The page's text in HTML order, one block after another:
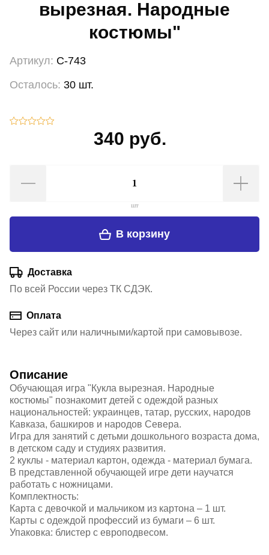
вырезная. Народные
костюмы"
Артикул: С-743
Осталось: 30 шт.
340 руб.
В корзину
шт
Доставка
По всей России через ТК СДЭК.
Оплата
Через сайт или наличными/картой при самовывозе.
Описание
Обучающая игра "Кукла вырезная. Народные
костюмы" познакомит детей с одеждой разных
национальностей: украинцев, татар, русских, народов
Кавказа, башкиров и народов Севера.
Игра для занятий с детьми дошкольного возраста дома,
в детском саду и студиях развития.
2 куклы - материал картон, одежда - материал бумага.
В представленной обучающей игре дети научатся
работать с ножницами.
Комплектность:
Карта с девочкой и мальчиком из картона – 1 шт.
Карты с одеждой профессий из бумаги – 6 шт.
Упаковка: блистер с европодвесом.